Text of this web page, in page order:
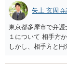
り異なりますので
る回答は以上ですが
近くの弁護士に直接
めることをおすす
す。
矢上 玄周 弁
東京都多摩市で弁護
１について 相手方
しかし、相手方と
が、期限を守らな